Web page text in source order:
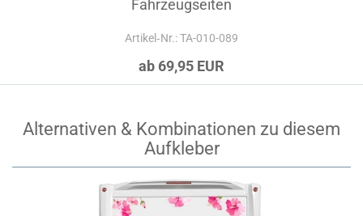
Fahrzeugseiten
Artikel‑Nr.: TA-010-089
ab 69,95 EUR
Alternativen & Kombinationen zu diesem
Aufkleber